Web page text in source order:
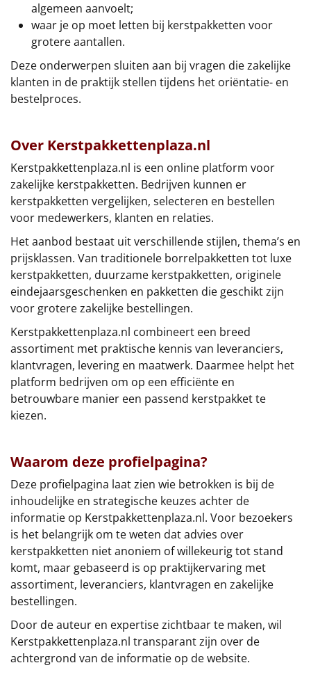
algemeen aanvoelt;
waar je op moet letten bij kerstpakketten voor
grotere aantallen.
Deze onderwerpen sluiten aan bij vragen die zakelijke
klanten in de praktijk stellen tijdens het oriëntatie- en
bestelproces.
Over Kerstpakkettenplaza.nl
Kerstpakkettenplaza.nl is een online platform voor
zakelijke kerstpakketten. Bedrijven kunnen er
kerstpakketten vergelijken, selecteren en bestellen
voor medewerkers, klanten en relaties.
Het aanbod bestaat uit verschillende stijlen, thema’s en
prijsklassen. Van traditionele borrelpakketten tot luxe
kerstpakketten, duurzame kerstpakketten, originele
eindejaarsgeschenken en pakketten die geschikt zijn
voor grotere zakelijke bestellingen.
Kerstpakkettenplaza.nl combineert een breed
assortiment met praktische kennis van leveranciers,
klantvragen, levering en maatwerk. Daarmee helpt het
platform bedrijven om op een efficiënte en
betrouwbare manier een passend kerstpakket te
kiezen.
Waarom deze profielpagina?
Deze profielpagina laat zien wie betrokken is bij de
inhoudelijke en strategische keuzes achter de
informatie op Kerstpakkettenplaza.nl. Voor bezoekers
is het belangrijk om te weten dat advies over
kerstpakketten niet anoniem of willekeurig tot stand
komt, maar gebaseerd is op praktijkervaring met
assortiment, leveranciers, klantvragen en zakelijke
bestellingen.
Door de auteur en expertise zichtbaar te maken, wil
Kerstpakkettenplaza.nl transparant zijn over de
achtergrond van de informatie op de website.